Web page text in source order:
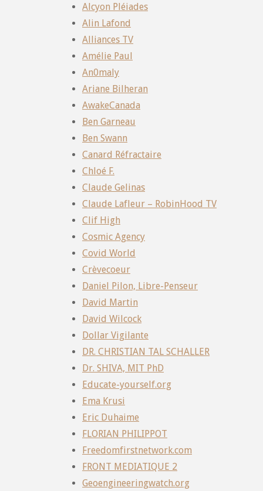
Alcyon Pléiades
Alin Lafond
Alliances TV
Amélie Paul
An0maly
Ariane Bilheran
AwakeCanada
Ben Garneau
Ben Swann
Canard Réfractaire
Chloé F.
Claude Gelinas
Claude Lafleur – RobinHood TV
Clif High
Cosmic Agency
Covid World
Crèvecoeur
Daniel Pilon, Libre-Penseur
David Martin
David Wilcock
Dollar Vigilante
DR. CHRISTIAN TAL SCHALLER
Dr. SHIVA, MIT PhD
Educate-yourself.org
Ema Krusi
Eric Duhaime
FLORIAN PHILIPPOT
Freedomfirstnetwork.com
FRONT MEDIATIQUE 2
Geoengineeringwatch.org